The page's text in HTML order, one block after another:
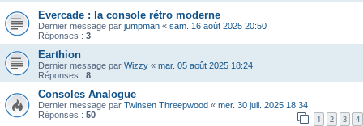
Evercade : la console rétro moderne
Dernier message par jumpman « sam. 16 août 2025 20:50
Réponses : 3
Earthion
Dernier message par Wizzy « mar. 05 août 2025 18:24
Réponses : 8
Consoles Analogue
Dernier message par Twinsen Threepwood « mer. 30 juil. 2025 18:34
Réponses : 50 1 2 3 4